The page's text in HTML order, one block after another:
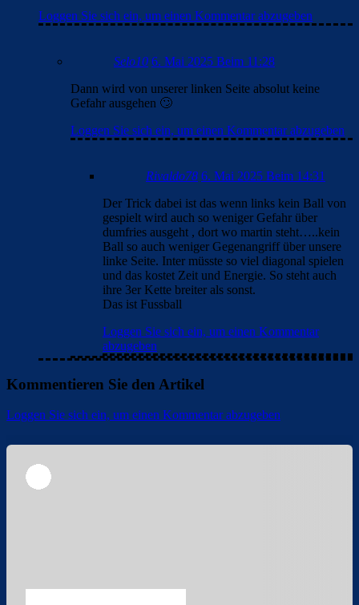
Loggen Sie sich ein, um einen Kommentar abzugeben
Selo10 6. Mai 2025 Beim 11:28
Dann wird von unserer linken Seite absolut keine
Gefahr ausgehen 🙄
Loggen Sie sich ein, um einen Kommentar abzugeben
Rivaldo78 6. Mai 2025 Beim 14:31
Der Trick dabei ist das wenn links kein Ball von
gespielt wird auch so weniger Gefahr über
dumfries ausgeht , dort wo martin steht…..kein
Ball so auch weniger Gegenangriff über unsere
linke Seite. Inter müsste so viel diagonal spielen
und das kostet Zeit und Energie. So steht auch
ihre 3er Kette breiter als sonst.
Das ist Fussball
Loggen Sie sich ein, um einen Kommentar
abzugeben
Kommentieren Sie den Artikel
Loggen Sie sich ein, um einen Kommentar abzugeben